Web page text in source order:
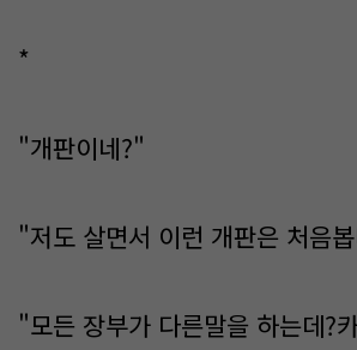
*
"개판이네?"
"저도 살면서 이런 개판은 처음
"모든 장부가 다른말을 하는데?